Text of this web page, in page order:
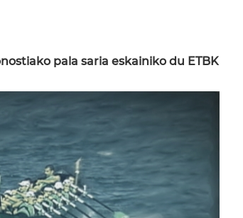
pala saria eskainiko du ETBK